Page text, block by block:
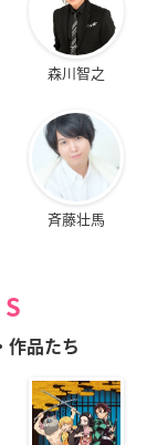
森川智之
斉藤壮馬
作品たち